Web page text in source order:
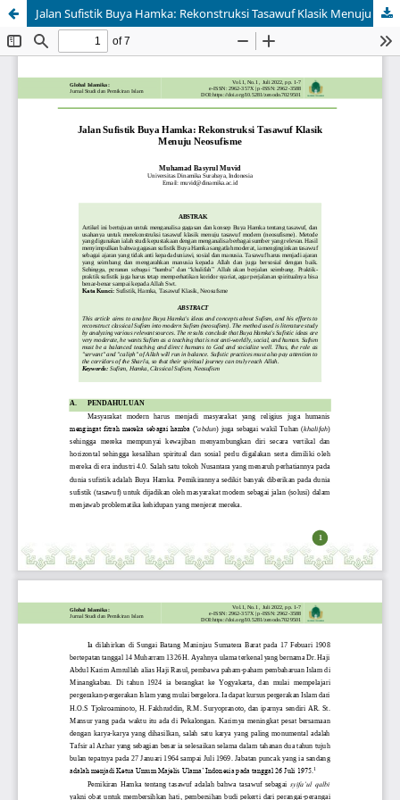
Jalan Sufistik Buya Hamka: Rekonstruksi Tasawuf Klasik Menuju Neosufisme